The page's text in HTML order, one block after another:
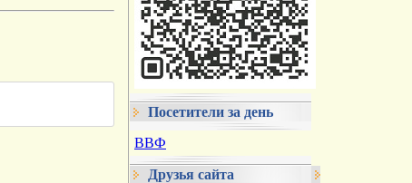
Посетители за день
ВВФ
Друзья сайта